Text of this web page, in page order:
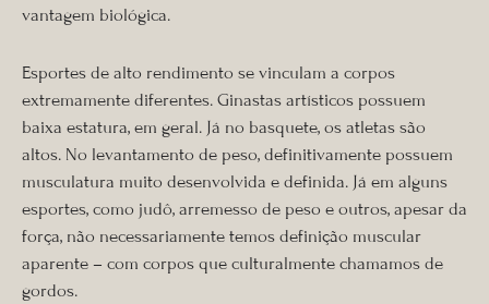
vantagem biológica.
Esportes de alto rendimento se vinculam a corpos
extremamente diferentes. Ginastas artísticos possuem
baixa estatura, em geral. Já no basquete, os atletas são
altos. No levantamento de peso, definitivamente possuem
musculatura muito desenvolvida e definida. Já em alguns
esportes, como judô, arremesso de peso e outros, apesar da
força, não necessariamente temos definição muscular
aparente – com corpos que culturalmente chamamos de
gordos.